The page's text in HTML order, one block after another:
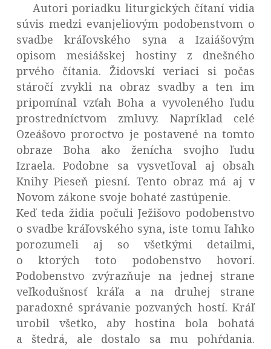
Autori poriadku liturgických čítaní vidia
súvis medzi evanjeliovým podobenstvom o
svadbe kráľovského syna a Izaiášovým
opisom mesiášskej hostiny z dnešného
prvého čítania. Židovskí veriaci si počas
stáročí zvykli na obraz svadby a ten im
pripomínal vzťah Boha a vyvoleného ľudu
prostredníctvom zmluvy. Napríklad celé
Ozeášovo proroctvo je postavené na tomto
obraze Boha ako ženícha svojho ľudu
Izraela. Podobne sa vysvetľoval aj obsah
Knihy Pieseň piesní. Tento obraz má aj v
Novom zákone svoje bohaté zastúpenie.
Keď teda židia počuli Ježišovo podobenstvo
o svadbe kráľovského syna, iste tomu ľahko
porozumeli aj so všetkými detailmi,
o ktorých toto podobenstvo hovorí.
Podobenstvo zvýrazňuje na jednej strane
veľkodušnosť kráľa a na druhej strane
paradoxné správanie pozvaných hostí. Kráľ
urobil všetko, aby hostina bola bohatá
a štedrá, ale dostalo sa mu pohŕdania.